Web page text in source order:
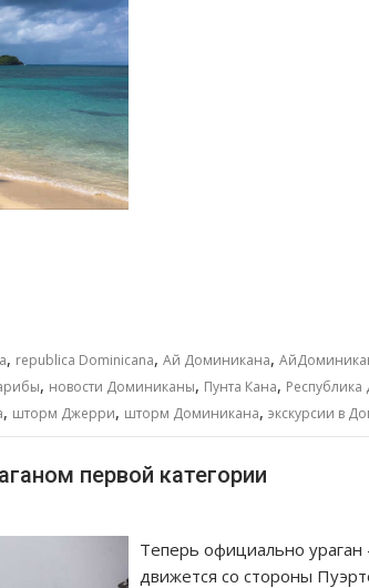
, republica Dominicana, Ай Доминикана,
, новости Доминиканы, Пунта Кана,
, шторм Джерри, шторм Доминикана, экскурсии в
первой категории
Теперь официально
движется со стороны